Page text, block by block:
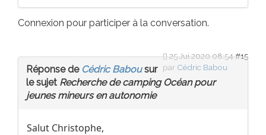
Connexion pour participer à la conversation.
25 Jui 2020 08:54#15
par Cédric Babou
Réponse de Cédric Babousur
le sujet Recherche de camping Océan pour
jeunes mineurs en autonomie
Salut Christophe,